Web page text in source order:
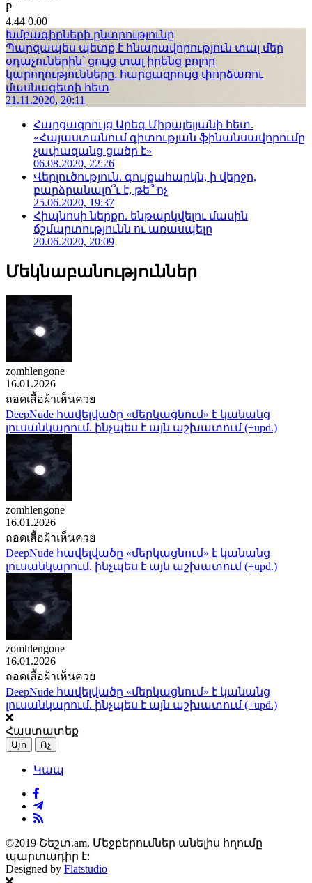
₽
4.44 0.00
Խմբագիրների ընտրությունը
Պարզապես պետք է հնարավորություն տալ մեր
օդաչուներին՝ ցույց տալ իրենց բոլոր
կարողությունները. հարցազրույց փորձառու
մասնագետի հետ
21.11.2020, 20:11
Հարցազրույց Արեգ Միքայելյանի հետ.
«Հայաստանում գիտության ֆինանսավորումը
չափազանց ցածր է»
06.08.2020, 22:26
Վերլուծություն. գույքահարկն, ի վերջո,
բարձրանալո՞ւ է, թե՞ ոչ
25.06.2020, 19:37
Հիպնոսի ներքո. ենթարկվելու մասին
ճշմարտությունն ու առասպելը
20.06.2020, 20:09
Մեկնաբանություններ
zomhlengone
16.01.2026
ถอดเสื้อผ้าเห็นควย
DeepNude հավելվածը «մերկացնում» է կանանց
լուսանկարում. ինչպես է այն աշխատում (+upd.)
zomhlengone
16.01.2026
ถอดเสื้อผ้าเห็นควย
DeepNude հավելվածը «մերկացնում» է կանանց
լուսանկարում. ինչպես է այն աշխատում (+upd.)
zomhlengone
16.01.2026
ถอดเสื้อผ้าเห็นควย
DeepNude հավելվածը «մերկացնում» է կանանց
լուսանկարում. ինչպես է այն աշխատում (+upd.)
Հաստատեք
Այո Ոչ
Կապ
©2019 Շեշտ.am. Մեջբերումներ անելիս հղումը
պարտադիր է:
Designed by Flatstudio